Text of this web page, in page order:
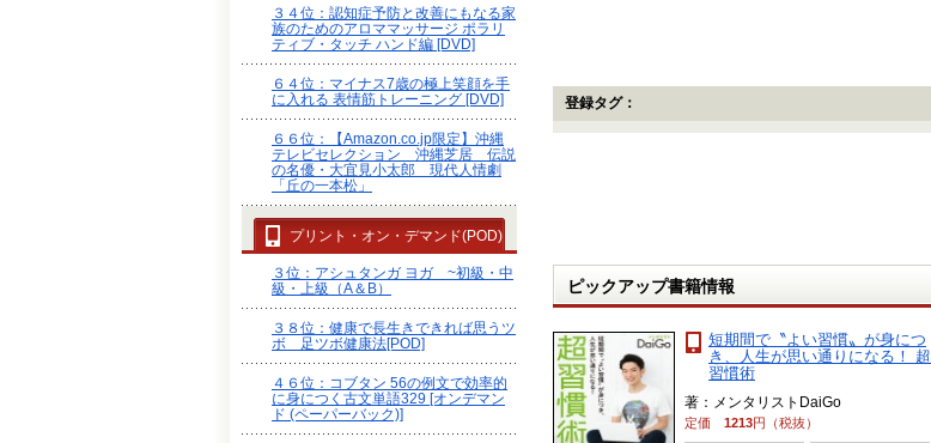
登録タグ：
ピックアップ書籍情報
短期間で〝よい習慣〟が身につ
き、人生が思い通りになる！ 超
習慣術
著：メンタリストDaiGo
定価 1213円（税抜）
３４位：認知症予防と改善にもなる家
族のためのアロママッサージ ポラリ
ティブ・タッチ ハンド編 [DVD]
６４位：マイナス7歳の極上笑顔を手
に入れる 表情筋トレーニング [DVD]
６６位：【Amazon.co.jp限定】沖縄
テレビセレクション 沖縄芝居 伝説
の名優・大宜見小太郎 現代人情劇
「丘の一本松」
プリント・オン・デマンド(POD)
３位：アシュタンガ ヨガ ~初級・中
級・上級（A＆B）
３８位：健康で長生きできれば思うツ
ボ 足ツボ健康法[POD]
４６位：コブタン 56の例文で効率的
に身につく古文単語329 [オンデマン
ド (ペーパーバック)]